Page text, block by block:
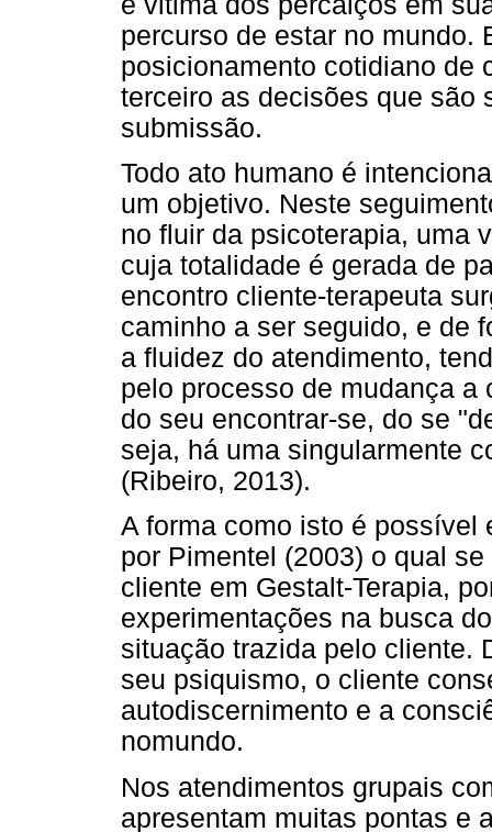
percurso de estar no mundo.
posicionamento cotidiano de
terceiro as decisões que são
submissão.
Todo ato humano é
um objetivo. Neste
no fluir da psicoterapia, uma
cuja totalidade é gerada de
encontro cliente-terapeuta
caminho a ser seguido, e de
a fluidez do atendimento,
pelo processo de mudança a
do seu encontrar-se, do se
seja, há uma singularmente
(Ribeiro, 2013).
A forma como isto é possível
por Pimentel (2003) o qual
cliente em Gestalt-Terapia,
experimentações na busca
situação trazida pelo cliente.
seu psiquismo, o cliente
autodiscernimento e a
nomundo.
Nos atendimentos grupais
apresentam muitas pontas e